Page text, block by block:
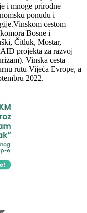
i mnoge prirodne
ponudu i
cestom
Bosne i
Čitluk, Mostar,
projekta za razvoj
Vinska cesta
rutu Vijeća Evrope, a
2022.